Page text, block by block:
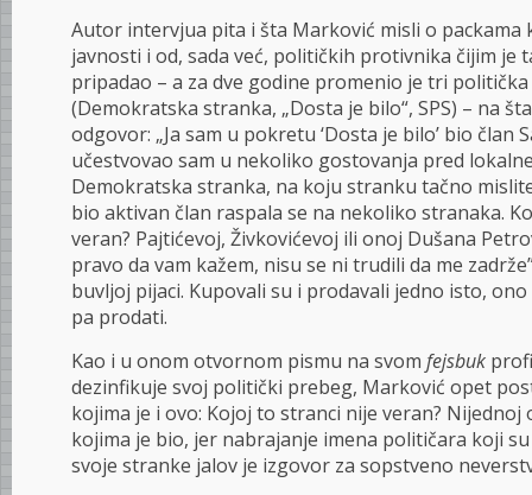
Autor intervjua pita i šta Marković misli o packama
javnosti i od, sada već, političkih protivnika čijim je
pripadao – a za dve godine promenio je tri
(Demokratska stranka, „Dosta je bilo“, SPS) – na
odgovor: „Ja sam u pokretu ‘Dosta je bilo’ bio član
učestvovao sam u nekoliko gostovanja pred
Demokratska stranka, na koju stranku tačno
bio aktivan član raspala se na nekoliko stranaka.
veran? Pajtićevoj, Živkovićevoj ili onoj Dušana
pravo da vam kažem, nisu se ni trudili da me
buvljoj pijaci. Kupovali su i prodavali jedno isto,
pa prodati.
Kao i u onom otvornom pismu na svom fejsbuk
dezinfikuje svoj politički prebeg, Marković opet
kojima je i ovo: Kojoj to stranci nije veran? Nijednoj
kojima je bio, jer nabrajanje imena političara koji
svoje stranke jalov je izgovor za sopstveno